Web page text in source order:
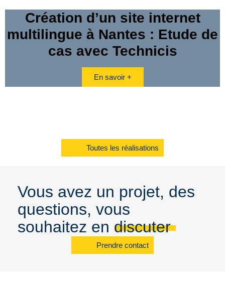
Création d’un site internet
multilingue à Nantes : Etude de
cas avec Technicis
En savoir +
Toutes les réalisations
Vous avez un projet, des
questions, vous
souhaitez en discuter
Prendre contact